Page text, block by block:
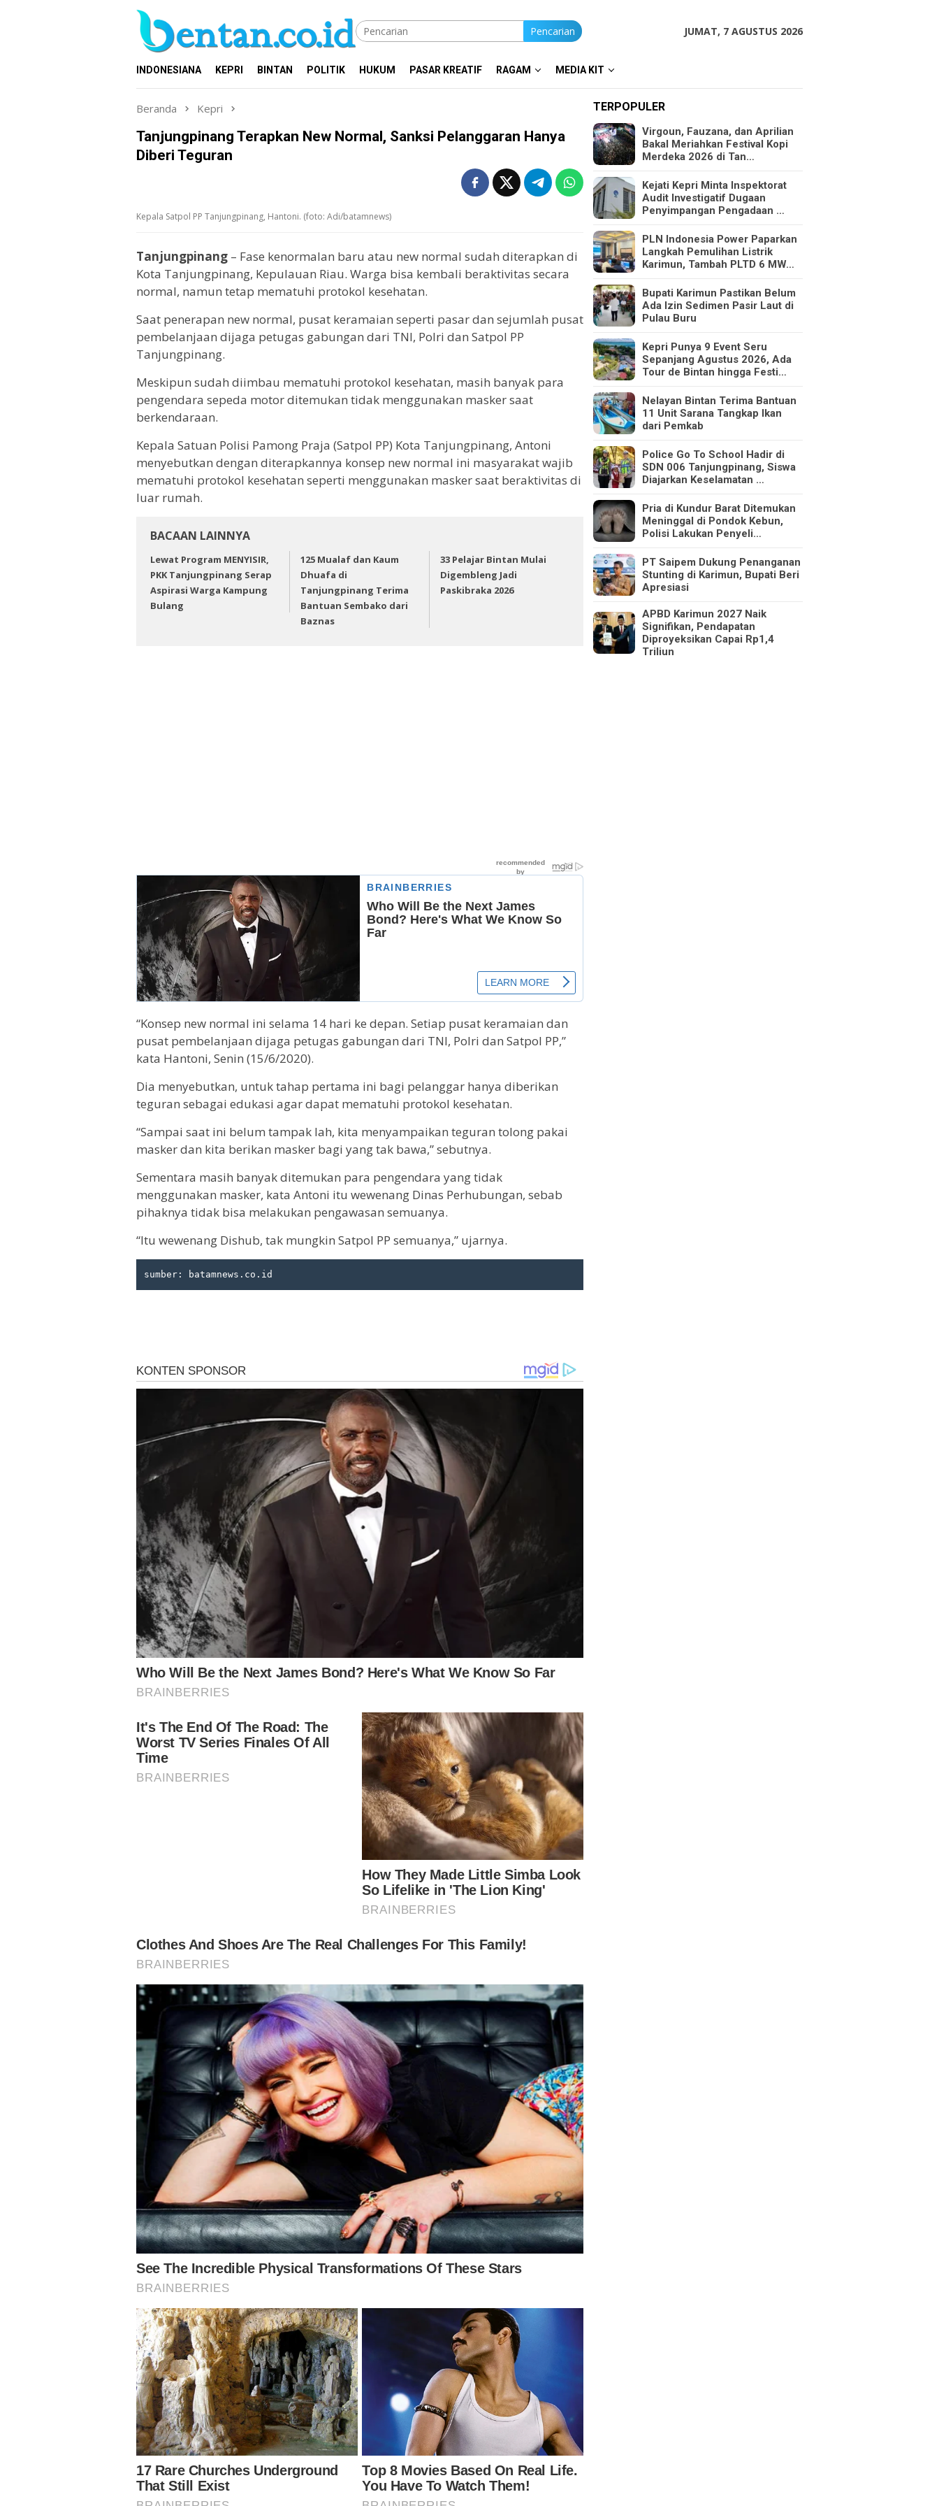
Pencarian JUMAT, 7 AGUSTUS 2026
INDONESIANA KEPRI BINTAN POLITIK HUKUM PASAR KREATIF RAGAM MEDIA KIT
Beranda Kepri
Tanjungpinang Terapkan New Normal, Sanksi Pelanggaran Hanya
Diberi Teguran
Kepala Satpol PP Tanjungpinang, Hantoni. (foto: Adi/batamnews)
Tanjungpinang – Fase kenormalan baru atau new normal sudah diterapkan di
Kota Tanjungpinang, Kepulauan Riau. Warga bisa kembali beraktivitas secara
normal, namun tetap mematuhi protokol kesehatan.
Saat penerapan new normal, pusat keramaian seperti pasar dan sejumlah pusat
pembelanjaan dijaga petugas gabungan dari TNI, Polri dan Satpol PP
Tanjungpinang.
Meskipun sudah diimbau mematuhi protokol kesehatan, masih banyak para
pengendara sepeda motor ditemukan tidak menggunakan masker saat
berkendaraan.
Kepala Satuan Polisi Pamong Praja (Satpol PP) Kota Tanjungpinang, Antoni
menyebutkan dengan diterapkannya konsep new normal ini masyarakat wajib
mematuhi protokol kesehatan seperti menggunakan masker saat beraktivitas di
luar rumah.
BACAAN LAINNYA
Lewat Program MENYISIR,
PKK Tanjungpinang Serap
Aspirasi Warga Kampung
Bulang
125 Mualaf dan Kaum
Dhuafa di
Tanjungpinang Terima
Bantuan Sembako dari
Baznas
33 Pelajar Bintan Mulai
Digembleng Jadi
Paskibraka 2026
“Konsep new normal ini selama 14 hari ke depan. Setiap pusat keramaian dan
pusat pembelanjaan dijaga petugas gabungan dari TNI, Polri dan Satpol PP,”
kata Hantoni, Senin (15/6/2020).
Dia menyebutkan, untuk tahap pertama ini bagi pelanggar hanya diberikan
teguran sebagai edukasi agar dapat mematuhi protokol kesehatan.
“Sampai saat ini belum tampak lah, kita menyampaikan teguran tolong pakai
masker dan kita berikan masker bagi yang tak bawa,” sebutnya.
Sementara masih banyak ditemukan para pengendara yang tidak
menggunakan masker, kata Antoni itu wewenang Dinas Perhubungan, sebab
pihaknya tidak bisa melakukan pengawasan semuanya.
“Itu wewenang Dishub, tak mungkin Satpol PP semuanya,” ujarnya.
sumber: batamnews.co.id
TERPOPULER
Virgoun, Fauzana, dan Aprilian
Bakal Meriahkan Festival Kopi
Merdeka 2026 di Tan…
Kejati Kepri Minta Inspektorat
Audit Investigatif Dugaan
Penyimpangan Pengadaan …
PLN Indonesia Power Paparkan
Langkah Pemulihan Listrik
Karimun, Tambah PLTD 6 MW…
Bupati Karimun Pastikan Belum
Ada Izin Sedimen Pasir Laut di
Pulau Buru
Kepri Punya 9 Event Seru
Sepanjang Agustus 2026, Ada
Tour de Bintan hingga Festi…
Nelayan Bintan Terima Bantuan
11 Unit Sarana Tangkap Ikan
dari Pemkab
Police Go To School Hadir di
SDN 006 Tanjungpinang, Siswa
Diajarkan Keselamatan …
Pria di Kundur Barat Ditemukan
Meninggal di Pondok Kebun,
Polisi Lakukan Penyeli…
PT Saipem Dukung Penanganan
Stunting di Karimun, Bupati Beri
Apresiasi
APBD Karimun 2027 Naik
Signifikan, Pendapatan
Diproyeksikan Capai Rp1,4
Triliun